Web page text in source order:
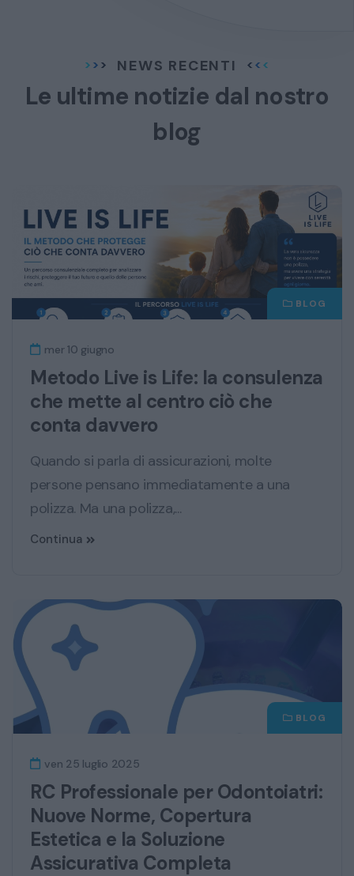
NEWS RECENTI
Le ultime notizie dal nostro
blog
BLOG
mer 10 giugno
Metodo Live is Life: la consulenza
che mette al centro ciò che
conta davvero
Quando si parla di assicurazioni, molte
persone pensano immediatamente a una
polizza. Ma una polizza,...
Continua
BLOG
ven 25 luglio 2025
RC Professionale per Odontoiatri:
Nuove Norme, Copertura
Estetica e la Soluzione
Assicurativa Completa